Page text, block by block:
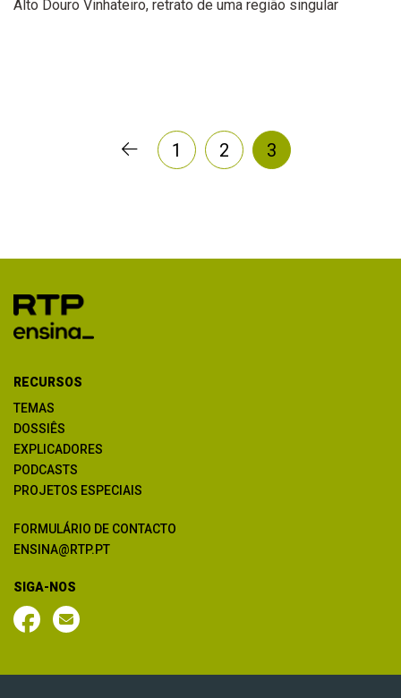
Alto Douro Vinhateiro, retrato de uma região singular
1 2 3
RECURSOS
TEMAS
DOSSIÊS
EXPLICADORES
PODCASTS
PROJETOS ESPECIAIS
FORMULÁRIO DE CONTACTO
ENSINA@RTP.PT
SIGA-NOS